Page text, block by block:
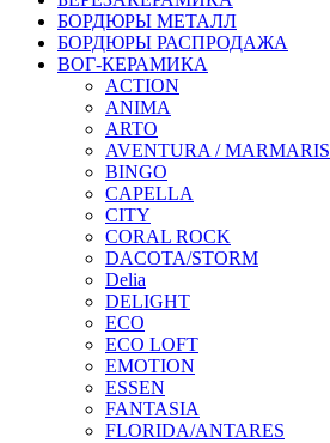
БОРДЮРЫ МЕТАЛЛ
БОРДЮРЫ РАСПРОДАЖА
ВОГ-КЕРАМИКА
ACTION
ANIMA
ARTO
AVENTURA / MARMARIS
BINGO
CAPELLA
CITY
CORAL ROCK
DACOTA/STORM
Delia
DELIGHT
ECO
ECO LOFT
EMOTION
ESSEN
FANTASIA
FLORIDA/ANTARES